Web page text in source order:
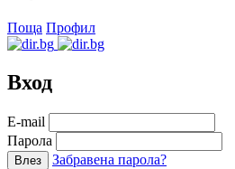
Поща Профил
Вход
Е-mail
Парола
Забравена парола?